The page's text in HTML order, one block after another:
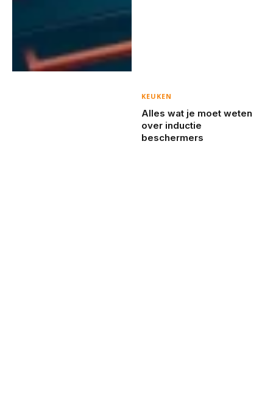
KEUKEN
Alles wat je moet weten
over inductie
beschermers